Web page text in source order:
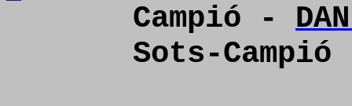
Campió -
Sots-